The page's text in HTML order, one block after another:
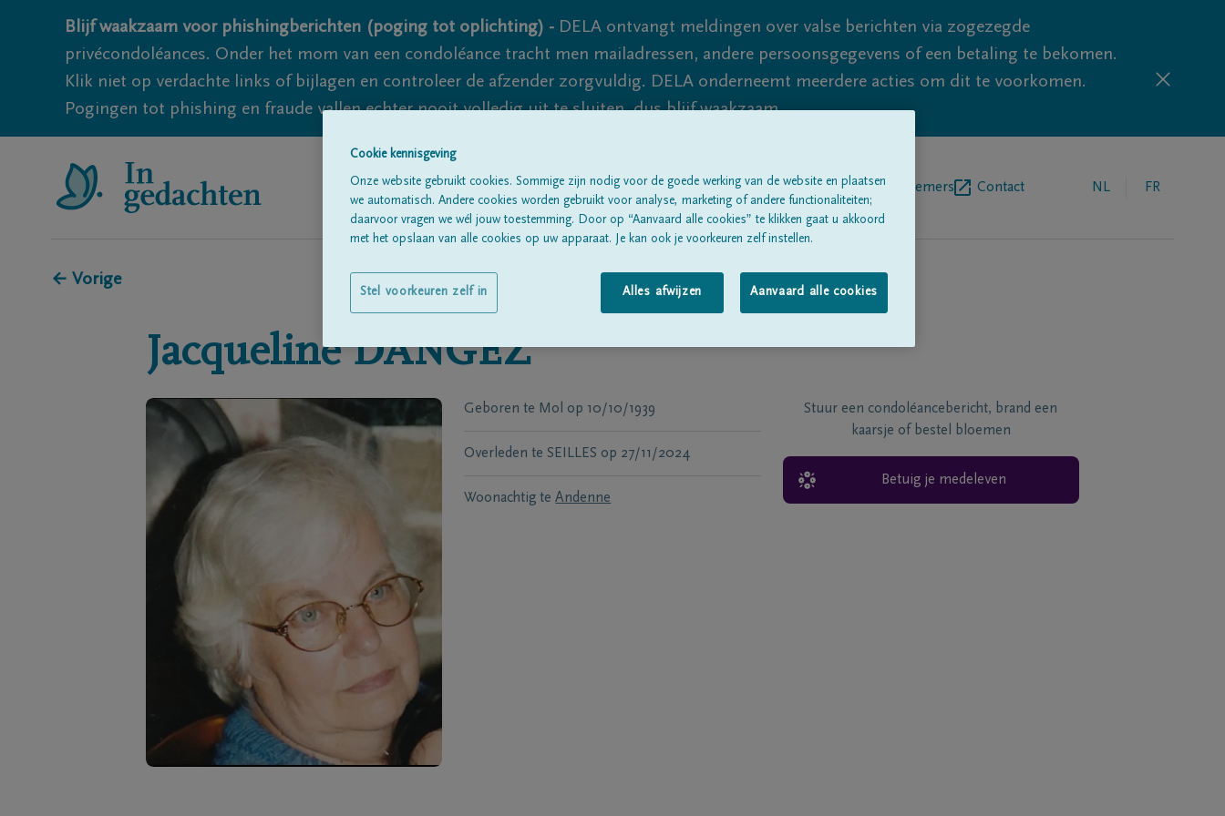
Blijf waakzaam voor phishingberichten (poging tot oplichting) - DELA ontvangt meldingen over valse berichten via zogezegde
privécondoléances. Onder het mom van een condoléance tracht men mailadressen, andere persoonsgegevens of een betaling te bekomen.
Klik niet op verdachte links of bijlagen en controleer de afzender zorgvuldig. DELA onderneemt meerdere acties om dit te voorkomen.
Pogingen tot phishing en fraude vallen echter nooit volledig uit te sluiten, dus blijf waakzaam.
Alle rouwberichtenOver onsBegrafenisondernemers Contact NL FR
← Vorige
Jacqueline DANGEZ
Geboren te Mol op 10/10/1939
Overleden te SEILLES op 27/11/2024
Woonachtig te Andenne
Stuur een condoléancebericht, brand een
kaarsje of bestel bloemen
Betuig je medeleven
Cookie kennisgeving
Onze website gebruikt cookies. Sommige zijn nodig voor de goede werking van de website en plaatsen
we automatisch. Andere cookies worden gebruikt voor analyse, marketing of andere functionaliteiten;
daarvoor vragen we wél jouw toestemming. Door op “Aanvaard alle cookies” te klikken gaat u akkoord
met het opslaan van alle cookies op uw apparaat. Je kan ook je voorkeuren zelf instellen.
Alles afwijzen Aanvaard alle cookies
Stel voorkeuren zelf in